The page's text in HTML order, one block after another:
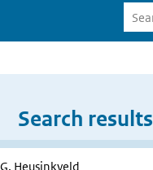
Search results